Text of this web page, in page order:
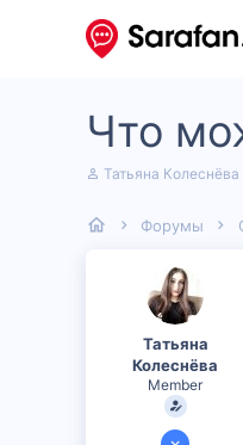
Что
А
о
Татьяна Колеснёва
Форумы
Татьяна
Колеснёва
Member
19 Окт 2023